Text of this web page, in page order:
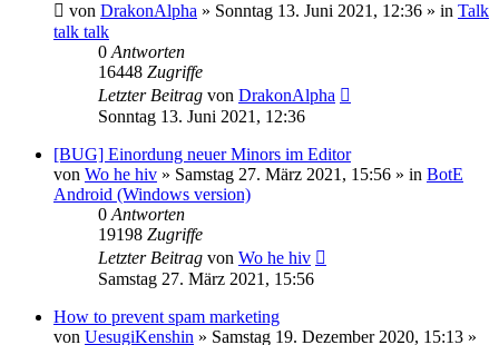
von DrakonAlpha » Sonntag 13. Juni 2021, 12:36 » in Talk
talk talk
0 Antworten
16448 Zugriffe
Letzter Beitrag von DrakonAlpha
Sonntag 13. Juni 2021, 12:36
[BUG] Einordung neuer Minors im Editor
von Wo he hiv » Samstag 27. März 2021, 15:56 » in BotE
Android (Windows version)
0 Antworten
19198 Zugriffe
Letzter Beitrag von Wo he hiv
Samstag 27. März 2021, 15:56
How to prevent spam marketing
von UesugiKenshin » Samstag 19. Dezember 2020, 15:13 »